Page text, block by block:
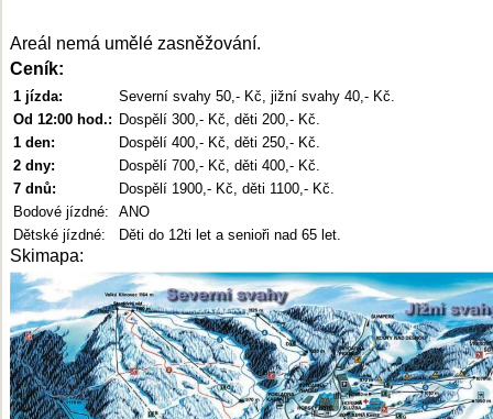
Areál nemá umělé zasněžování.
Ceník:
1 jízda:
Severní svahy 50,- Kč, jižní svahy 40,- Kč.
Od 12:00 hod.: Dospělí 300,- Kč, děti 200,- Kč.
1 den:
Dospělí 400,- Kč, děti 250,- Kč.
2 dny:
Dospělí 700,- Kč, děti 400,- Kč.
7 dnů:
Dospělí 1900,- Kč, děti 1100,- Kč.
Bodové jízdné:
ANO
Dětské jízdné:
Děti do 12ti let a senioři nad 65 let.
Skimapa: